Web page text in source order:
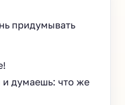
придумывать
думаешь: что же